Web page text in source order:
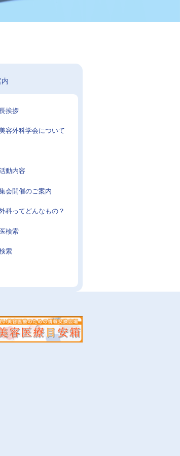
挨拶
容外科学会について
動内容
会開催のご案内
科ってどんなもの？
検索
索